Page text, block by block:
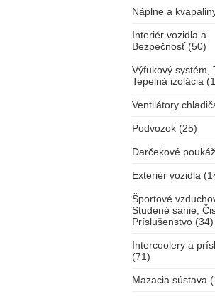
Náplne a
Interiér vozidla a
Bezpečnosť (50)
Výfukový systém,
Tepelná izolácia
Ventilátory
Podvozok (25)
Darčekové
Exteriér vozidla
Športové
Studené sanie,
Príslušenstvo (34)
Intercoolery a
(71)
Mazacia sústava